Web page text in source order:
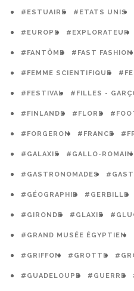
#ESTUAIRE #ETATS UNIS
#EUROPE #EXPLORATEUR
#FANTÔME #FAST FASHION
#FEMME SCIENTIFIQUE
#FESTIVAL #FILLES -
#FINLANDE #FLORE
#FORGERON #FRANCE
#GALAXIE #GALLO-ROMAIN
#GASTRONOMADES
#GÉOGRAPHIE #GERBILLE
#GIRONDE #GLAXIE
#GRAND MUSÉE ÉGYPTIEN
#GRIFFON #GROTTE
#GUADELOUPE #GUERRE